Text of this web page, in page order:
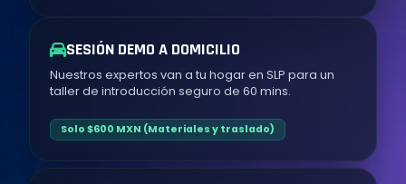
SESIÓN DEMO A DOMICILIO
Nuestros expertos van a tu hogar en SLP para un
taller de introducción seguro de 60 mins.
Solo $600 MXN (Materiales y traslado)